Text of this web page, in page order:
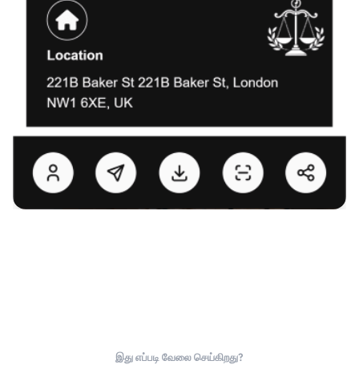
இது எப்படி வேலை செய்கிறது?